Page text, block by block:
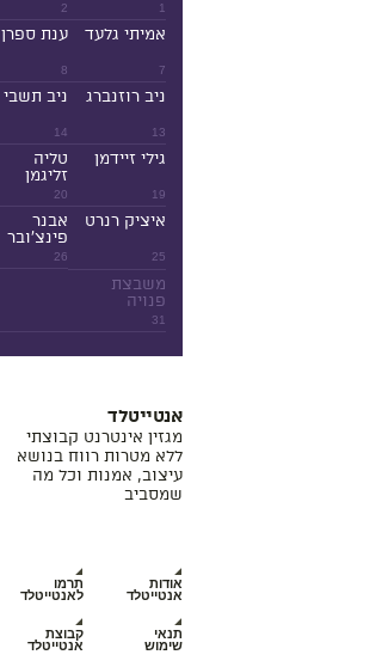
1
2
7
אמיתי גלעד
8
ענת ספרן
13
ניב רוזנברג
14
ניב תשבי
19
גילי זיידמן
20
טליה
זליגמן
25
איציק רנרט
26
אבנר
פינצ'ובר
31
משבצת
פנויה
אנטייטלד
מגזין אינטרנט קבוצתי
ללא מטרות רווח בנושא
עיצוב, אמנות וכל מה
שמסביב
אודות
אנטייטלד
תרמו
לאנטייטלד
תנאי
שימוש
קבוצת
אנטייטלד